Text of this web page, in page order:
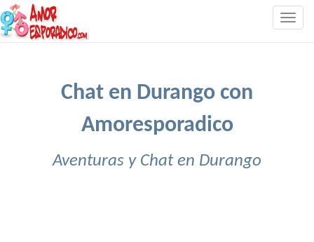
Chat en Durango con
Amoresporadico
Aventuras y Chat en Durango